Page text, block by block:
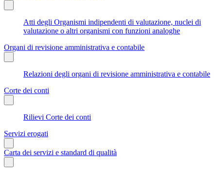
Atti degli Organismi indipendenti di valutazione, nuclei di
valutazione o altri organismi con funzioni analoghe
Organi di revisione amministrativa e contabile
Relazioni degli organi di revisione amministrativa e contabile
Corte dei conti
Rilievi Corte dei conti
Servizi erogati
Carta dei servizi e standard di qualità